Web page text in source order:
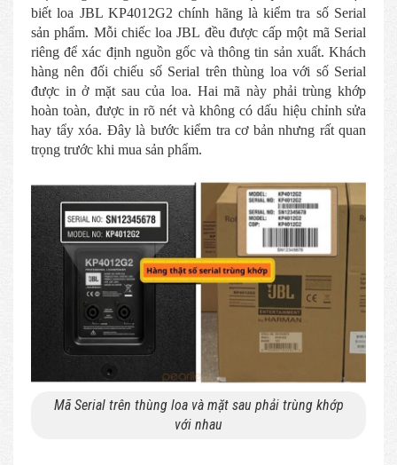
biết loa JBL KP4012G2 chính hãng là kiểm tra số Serial
sản phẩm. Mỗi chiếc loa JBL đều được cấp một mã Serial
riêng để xác định nguồn gốc và thông tin sản xuất. Khách
hàng nên đối chiếu số Serial trên thùng loa với số Serial
được in ở mặt sau của loa. Hai mã này phải trùng khớp
hoàn toàn, được in rõ nét và không có dấu hiệu chỉnh sửa
hay tẩy xóa. Đây là bước kiểm tra cơ bản nhưng rất quan
trọng trước khi mua sản phẩm.
Mã Serial trên thùng loa và mặt sau phải trùng khớp
với nhau